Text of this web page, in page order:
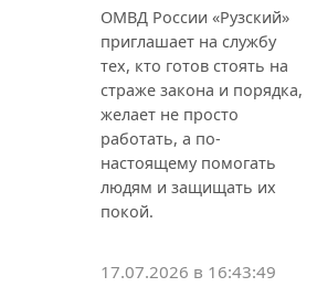
ОМВД России «Рузский»
приглашает на службу
тех, кто готов стоять на
страже закона и порядка,
желает не просто
работать, а по-
настоящему помогать
людям и защищать их
покой.
17.07.2026 в 16:43:49